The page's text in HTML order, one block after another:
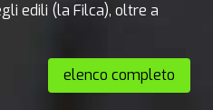
edili (la Filca), oltre a
elenco completo